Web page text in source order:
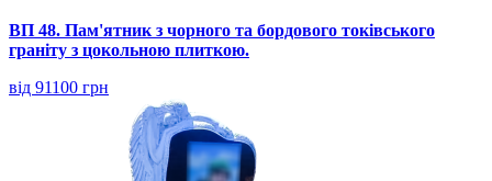
ВП 48. Пам'ятник з чорного та бордового токівського
граніту з цокольною плиткою.
від 91100 грн